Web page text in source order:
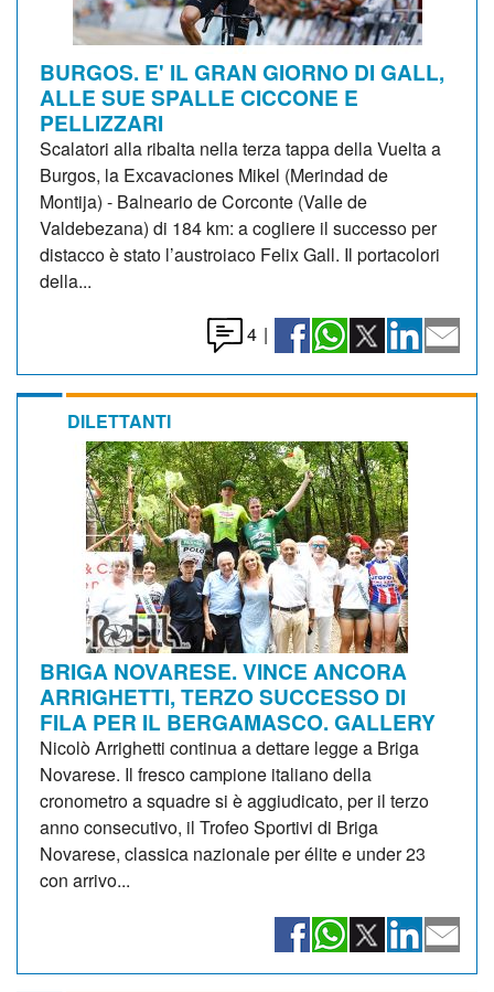
BURGOS. E' IL GRAN GIORNO DI GALL,
ALLE SUE SPALLE CICCONE E
PELLIZZARI
Scalatori alla ribalta nella terza tappa della Vuelta a
Burgos, la Excavaciones Mikel (Merindad de
Montija) - Balneario de Corconte (Valle de
Valdebezana) di 184 km: a cogliere il successo per
distacco è stato l’austroiaco Felix Gall. Il portacolori
della...
4 |
DILETTANTI
BRIGA NOVARESE. VINCE ANCORA
ARRIGHETTI, TERZO SUCCESSO DI
FILA PER IL BERGAMASCO. GALLERY
Nicolò Arrighetti continua a dettare legge a Briga
Novarese. Il fresco campione italiano della
cronometro a squadre si è aggiudicato, per il terzo
anno consecutivo, il Trofeo Sportivi di Briga
Novarese, classica nazionale per élite e under 23
con arrivo...